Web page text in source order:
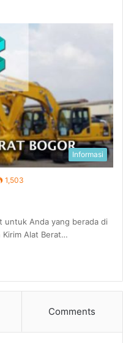
Informasi
1,503
untuk Anda yang berada di
Kirim Alat Berat…
Comments